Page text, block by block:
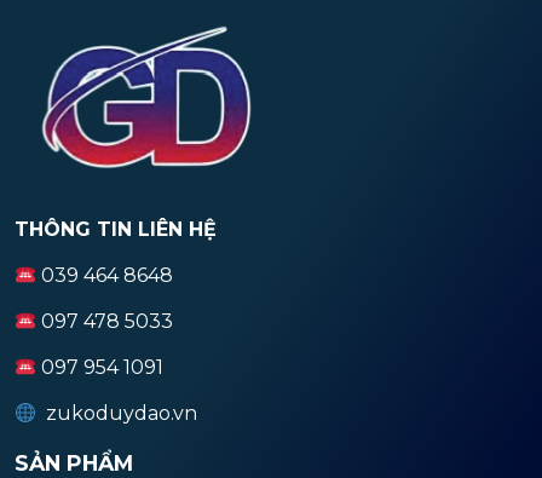
THÔNG TIN LIÊN HỆ
039 464 8648
097 478 5033
097 954 1091
zukoduydao.vn
SẢN PHẨM